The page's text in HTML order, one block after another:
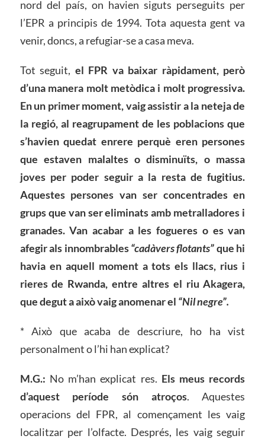
nord del país, on havien siguts perseguits per
l’EPR a principis de 1994. Tota aquesta gent va
venir, doncs, a refugiar-se a casa meva.
Tot seguit, el FPR va baixar ràpidament, però
d’una manera molt metòdica i molt progressiva.
En un primer moment, vaig assistir a la neteja de
la regió, al reagrupament de les poblacions que
s’havien quedat enrere perquè eren persones
que estaven malaltes o disminuïts, o massa
joves per poder seguir a la resta de fugitius.
Aquestes persones van ser concentrades en
grups que van ser eliminats amb metralladores i
granades. Van acabar a les fogueres o es van
afegir als innombrables“cadàvers flotants”que hi
havia en aquell moment a tots els llacs, rius i
rieres de Rwanda, entre altres el riu Akagera,
que degut a això vaig anomenar el “Nil negre”.
* Això que acaba de descriure, ho ha vist
personalment o l’hi han explicat?
M.G.: No m’han explicat res. Els meus records
d’aquest període són atroços. Aquestes
operacions del FPR, al començament les vaig
localitzar per l’olfacte. Després, les vaig seguir